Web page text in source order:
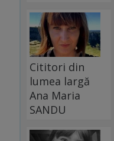
Cititori din
lumea largă
Ana Maria
SANDU